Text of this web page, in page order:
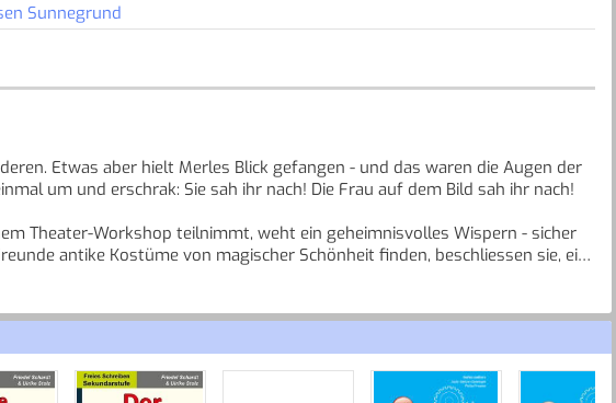
Sunnegrund
Etwas aber hielt Merles Blick gefangen - und das waren die Augen der
um und erschrak: Sie sah ihr nach! Die Frau auf dem Bild sah ihr nach!
Theater-Workshop teilnimmt, weht ein geheimnisvolles Wispern - sicher
antike Kostüme von magischer Schönheit finden, beschliessen sie, ein
Doch etwas Unheimliches liegt in der Luft:
wenn sie dem Burgherrn begegnet, dem alten Grafen?
sie die Theaterkleider tragen?
da proben - oder ist es das uralte, grausame Spiel der Kostüme?